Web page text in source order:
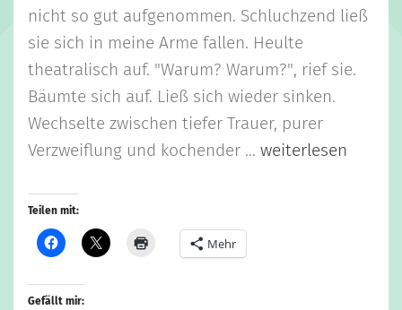
nicht so gut aufgenommen. Schluchzend ließ
sie sich in meine Arme fallen. Heulte
theatralisch auf. "Warum? Warum?", rief sie.
Bäumte sich auf. Ließ sich wieder sinken.
Wechselte zwischen tiefer Trauer, purer
Verzweiflung und kochender ... weiterlesen
Teilen mit:
Mehr
Gefällt mir: